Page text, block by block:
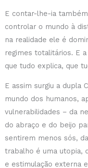
E contar-lhe-ia
controlar o mundo à
na realidade ele é
regimes totalitários. E
que tudo explica, que
E assim surgiu a dupla
mundo dos humanos,
vulnerabilidades – da
do abraço e do beijo
sentirem menos sós,
trabalho é uma utopia,
e estimulação externa